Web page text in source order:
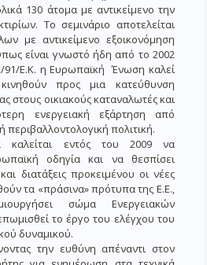
130 άτομα με αντικείμενο την
Το σεμινάριο αποτελείται
με αντικείμενο εξοικονόμηση
είναι γνωστό ήδη από το 2002
91/Ε.Κ. η Ευρωπαϊκή Ένωση καλεί
προς μια κατεύθυνση
στους οικιακούς καταναλωτές και
ενεργειακή εξάρτηση από
περιβαλλοντολογική πολιτική.
καλείται εντός του 2009 να
οδηγία και να θεσπίσει
διατάξεις προκειμένου οι νέες
τα «πράσινα» πρότυπα της Ε.Ε.,
σώμα Ενεργειακών
το έργο του ελέγχου του
δυναμικού.
την ευθύνη απέναντι στον